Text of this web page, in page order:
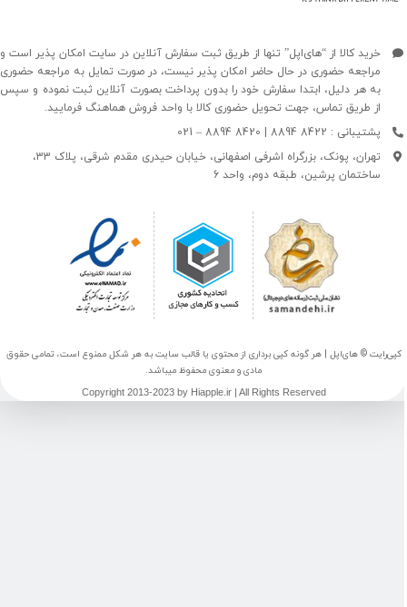
خرید کالا از “های‌اپل” تنها از طریق ثبت سفارش آنلاین در سایت امکان پذیر است و
مراجعه حضوری در حال حاضر امکان پذیر نیست، در صورت تمایل به مراجعه حضوری
به هر دلیل، ابتدا سفارش خود را بدون پرداخت بصورت آنلاین ثبت نموده و سپس
از طریق تماس، جهت تحویل حضوری کالا با واحد فروش هماهنگ فرمایید.
پشتیبانی : 8422 8894 | 8420 8894 – 021
تهران، پونک، بزرگراه اشرفی اصفهانی، خیابان حیدری مقدم شرقی، پلاک 33،
ساختمان پرشین، طبقه دوم، واحد 6
© های‌اپل | هر گونه کپی برداری از محتوی یا قالب سایت به هر شکل ممنوع است، تمامی حقوق
مادی و معنوی محفوظ میباشد.
Copyright 2013-2023 by Hiapple.ir | All Rights Reserved